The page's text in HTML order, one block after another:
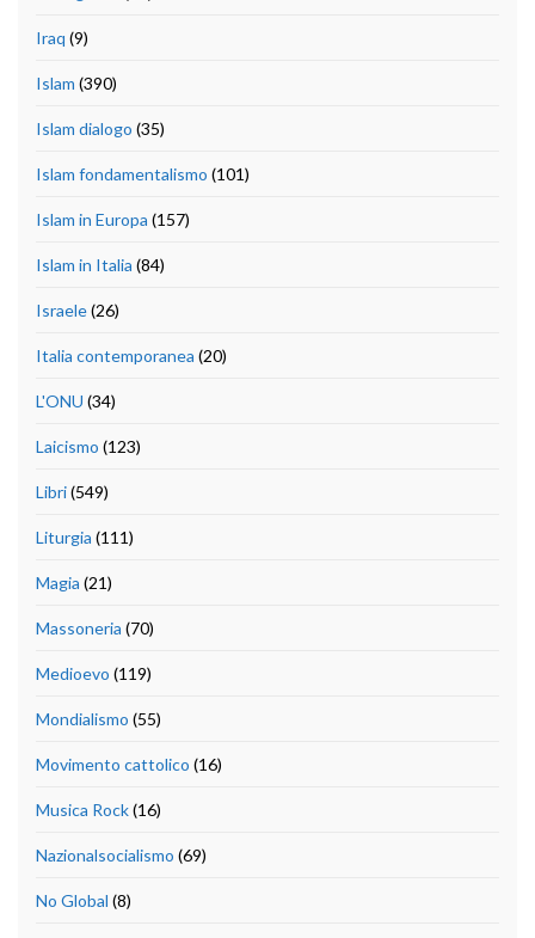
Iraq (9)
Islam (390)
Islam dialogo (35)
Islam fondamentalismo (101)
Islam in Europa (157)
Islam in Italia (84)
Israele(26)
Italia contemporanea (20)
L'ONU (34)
Laicismo (123)
Libri(549)
Liturgia (111)
Magia (21)
Massoneria (70)
Medioevo (119)
Mondialismo (55)
Movimento cattolico (16)
Musica Rock(16)
Nazionalsocialismo (69)
No Global (8)